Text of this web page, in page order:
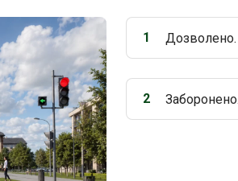
Варіант 1:
1 Дозволено.
Варіант 2:
2 Заборонено.